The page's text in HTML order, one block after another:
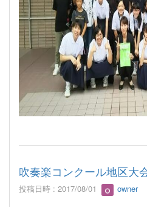
吹奏楽コンクール地区大
投稿日時 : 2017/08/01 owner